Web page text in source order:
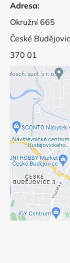
Adresa:
Okružní 665
České
370 01